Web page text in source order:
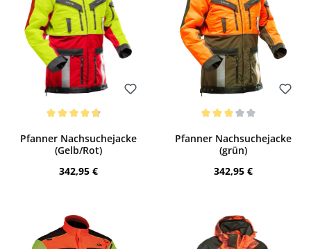
Bewerten
Pfanner Nachsuchejacke
(Gelb/Rot)
Regulärer Preis:
342,95 €
Bewerten
Pfanner Nachsuchejacke
(grün)
Regulärer Preis:
342,95 €